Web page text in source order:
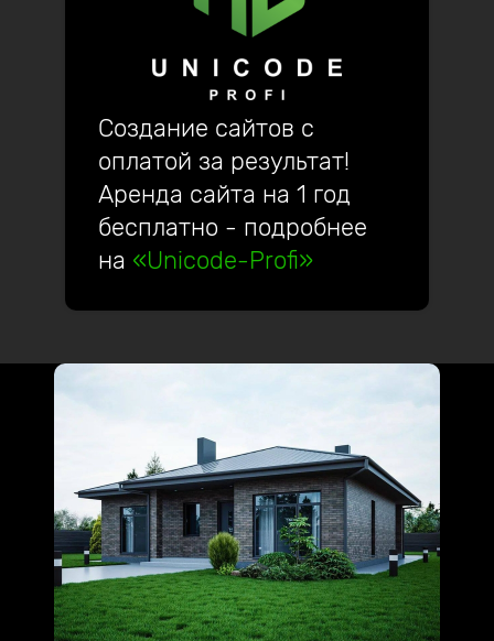
Создание сайтов с
оплатой за результат!
Аренда сайта на 1 год
бесплатно - подробнее
на «Unicode-Profi»